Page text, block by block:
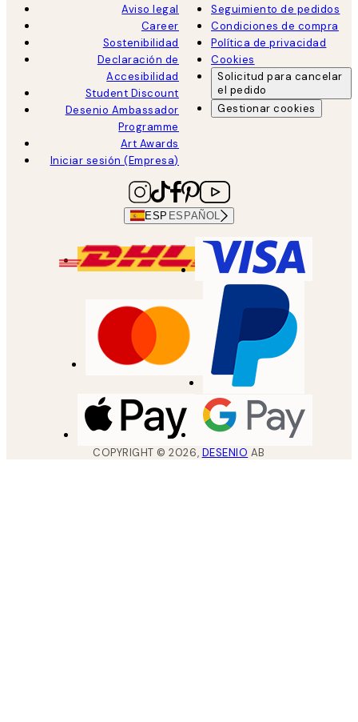
Aviso legal
Career
Sostenibilidad
Declaración de
Accesibilidad
Student Discount
Desenio Ambassador
Programme
Art Awards
Iniciar sesión (Empresa)
Seguimiento de pedidos
Condiciones de compra
Política de privacidad
Cookies
Solicitud para cancelar
el pedido
Gestionar cookies
ESP ESPAÑOL
COPYRIGHT ©2026, DESENIO AB